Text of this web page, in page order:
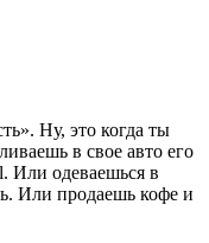
Ну, это когда ты
в свое авто его
Или одеваешься в
Или продаешь кофе и